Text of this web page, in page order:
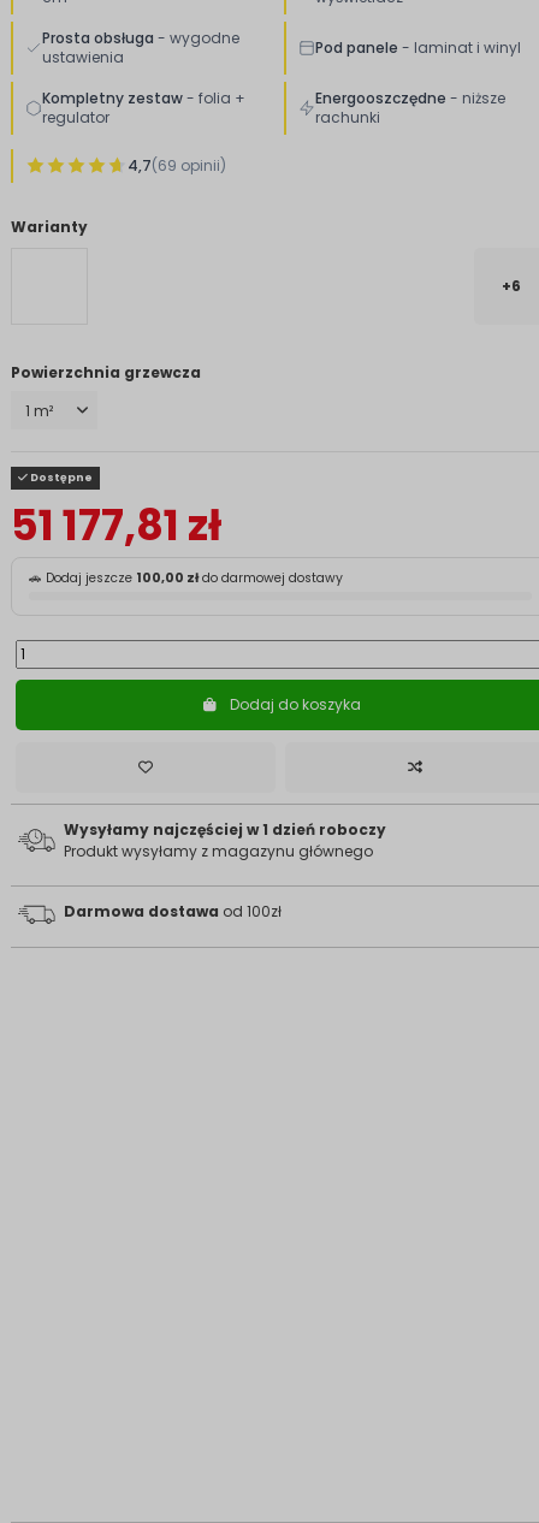
Prosta obsługa - wygodne
ustawienia
Pod panele - laminat i winyl
Kompletny zestaw- folia +
regulator
Energooszczędne - niższe
rachunki
4,7(69 opinii)
Warianty
+6
Powierzchnia grzewcza
Dostępne
51 177,81 zł
🚗 Dodaj jeszcze 100,00 złdo darmowej dostawy
Dodaj do koszyka
Wysyłamy najczęściej w 1 dzień roboczy
Produkt wysyłamy z magazynu głównego
Darmowa dostawa od 100zł